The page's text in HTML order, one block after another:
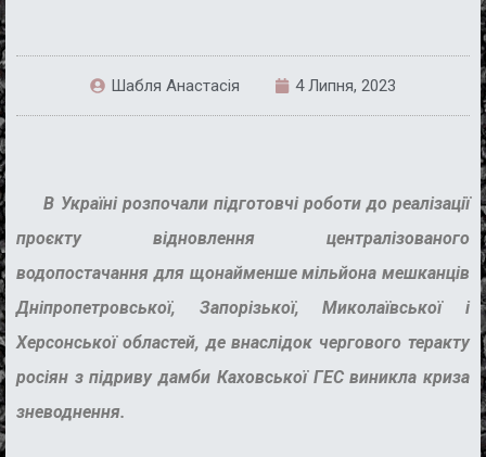
Шабля Анастасія 4 Липня, 2023
В Україні розпочали підготовчі роботи до реалізації
проєкту відновлення централізованого
водопостачання для щонайменше мільйона мешканців
Дніпропетровської, Запорізької, Миколаївської і
Херсонської областей, де внаслідок чергового теракту
росіян з підривудамби Каховської ГЕСвиникла криза
зневоднення.